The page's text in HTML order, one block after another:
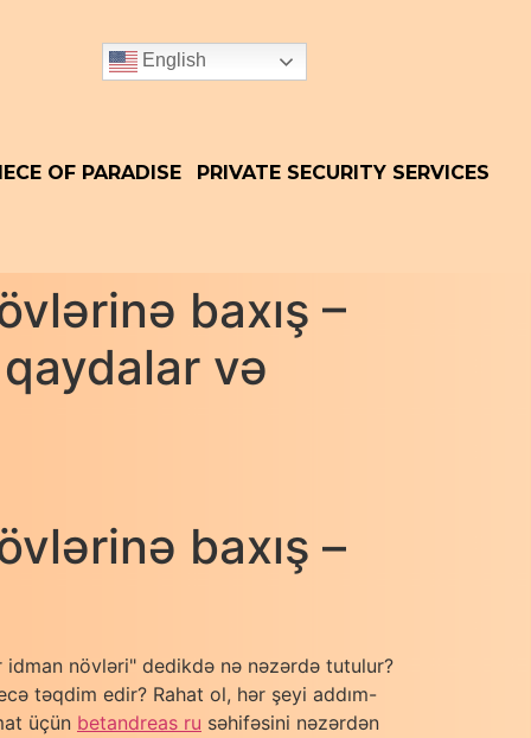
English
OF PARADISE PRIVATE SECURITY SERVICES
baxış –
və
baxış –
idman növləri" dedikdə nə nəzərdə tutulur?
təqdim edir? Rahat ol, hər şeyi addım-
üçün betandreas ru səhifəsini nəzərdən